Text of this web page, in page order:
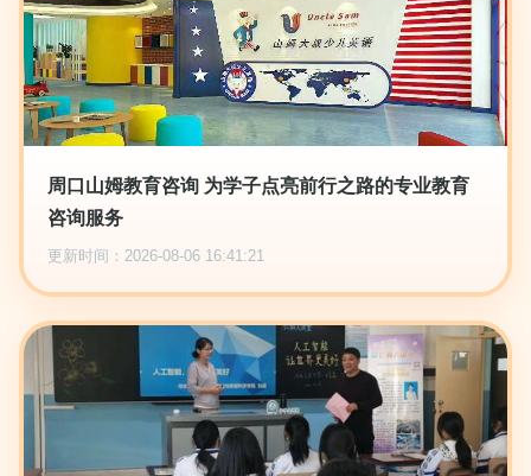
周口山姆教育咨询 为学子点亮前行之路的专业教育
咨询服务
更新时间：2026-08-06 16:41:21